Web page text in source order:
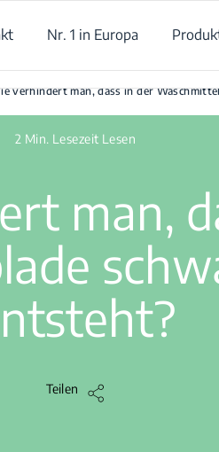
Nr. 1 in Europa
verhindert man, dass in der
2 Min. Lesezeit Lesen
man,
Teilen
Waschmittelschublade schwarzer